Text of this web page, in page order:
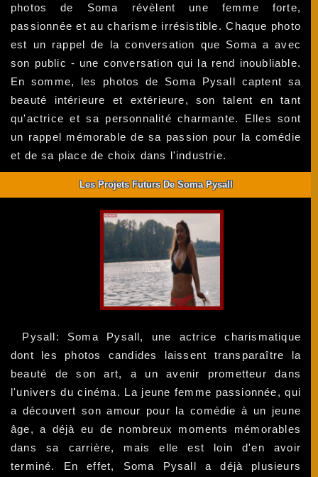
photos de Soma révèlent une femme forte,
passionnée et au charisme irrésistible. Chaque photo
est un rappel de la conversation que Soma a avec
son public - une conversation qui la rend inoubliable.
En somme, les photos de Soma Pysall captent sa
beauté intérieure et extérieure, son talent en tant
qu'actrice et sa personnalité charmante. Elles sont
un rappel mémorable de sa passion pour la comédie
et de sa place de choix dans l'industrie.
Les Projets Futurs De Soma Pysall
Pysall: Soma Pysall, une actrice charismatique
dont les photos candides laissent transparaître la
beauté de son art, a un avenir prometteur dans
l'univers du cinéma. La jeune femme passionnée, qui
a découvert son amour pour la comédie à un jeune
âge, a déjà eu de nombreux moments mémorables
dans sa carrière, mais elle est loin d'en avoir
terminé. En effet, Soma Pysall a déjà plusieurs